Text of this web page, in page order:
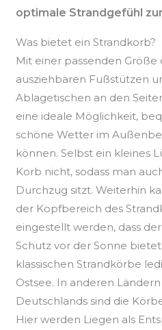
optimale Strandgefühl
Was bietet ein Strandkorb?
Mit einer passenden Größe
ausziehbaren Fußstützen
Ablagetischen an den
eine ideale Möglichkeit,
schöne Wetter im
können. Selbst ein kleines
Korb nicht, sodass man
Durchzug sitzt. Weiterhin
der Kopfbereich des
eingestellt werden, dass
Schutz vor der Sonne
klassischen Strandkörbe
Ostsee. In anderen
Deutschlands sind die
Hier werden Liegen als